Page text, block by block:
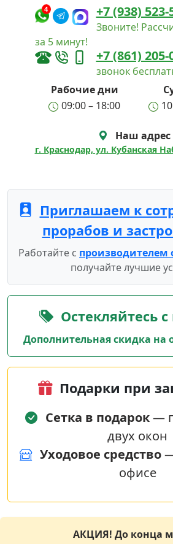
4 +7 (938) 523-
Звоните!
за 5 минут!
+7 (861) 205-
звонок
Рабочие дни
09:00 – 18:00
Наш адрес
г. Краснодар, ул. Кубанская
Приглашаем к
прорабов и
Работайте с производителем
получайте лучшие
Остекляйтесь
Дополнительная скидка на
Подарки при
Сетка в подарок—
двух окон
Уходовое средство
офисе
АКЦИЯ! До конца